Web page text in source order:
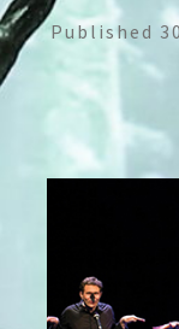
Published